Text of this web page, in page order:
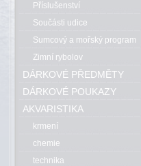
Příslušenství
Součásti udice
Sumcový a mořský program
Zimní rybolov
DÁRKOVÉ PŘEDMĚTY
DÁRKOVÉ POUKAZY
AKVARISTIKA
krmení
chemie
technika